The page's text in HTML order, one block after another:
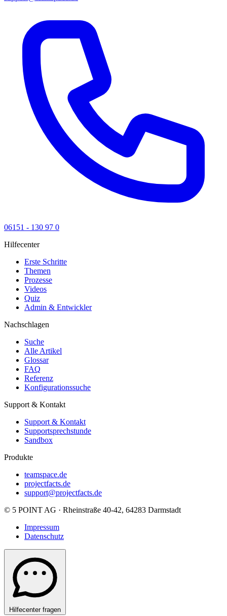
06151 - 130 97 0
Hilfecenter
Erste Schritte
Themen
Prozesse
Videos
Quiz
Admin & Entwickler
Nachschlagen
Suche
Alle Artikel
Glossar
FAQ
Referenz
Konfigurationssuche
Support & Kontakt
Support & Kontakt
Supportsprechstunde
Sandbox
Produkte
teamspace.de
projectfacts.de
support@projectfacts.de
© 5 POINT AG · Rheinstraße 40-42, 64283 Darmstadt
Impressum
Datenschutz
Hilfecenter fragen